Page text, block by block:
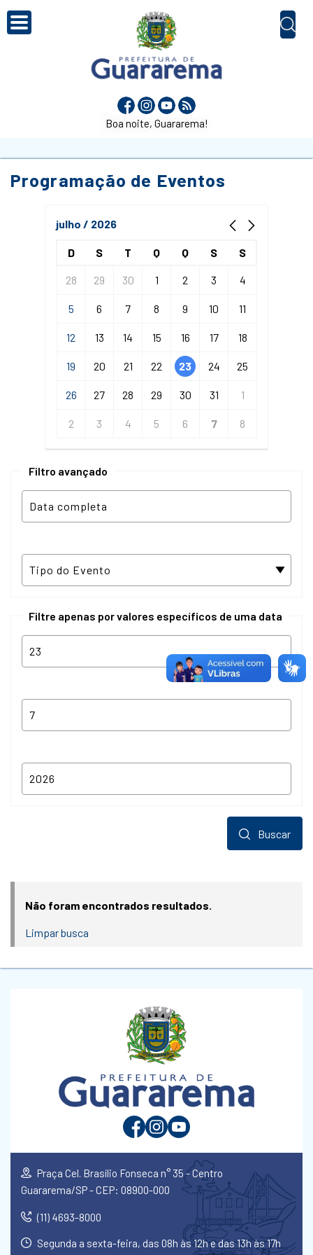
Boa noite, Guararema!
Programação de Eventos
julho / 2026
D S T Q Q S S
28 29 30 1 2 3 4
5 6 7 8 9 10 11
12 13 14 15 16 17 18
19 20 21 22 23 24 25
26 27 28 29 30 31 1
2 3 4 5 6 7 8
Filtro avançado
Filtre apenas por valores específicos de uma data
Buscar
Não foram encontrados resultados.
Limpar busca
Praça Cel. Brasílio Fonseca n° 35 - Centro
Guararema/SP - CEP: 08900-000
(11) 4693-8000
Segunda a sexta-feira, das 08h às 12h e das 13h às 17h